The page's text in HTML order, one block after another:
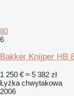
80
6
Bakker Knijper HB
1 250 € ≈ 5 382 zł
Łyżka chwytakowa
2006